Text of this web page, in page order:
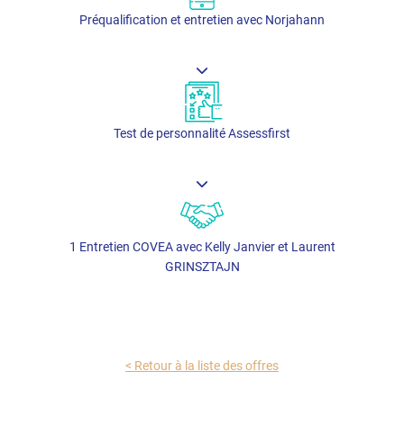
Préqualification et entretien avec Norjahann
Test de personnalité Assessfirst
1 Entretien COVEA avec Kelly Janvier et Laurent
GRINSZTAJN
< Retour à la liste des offres